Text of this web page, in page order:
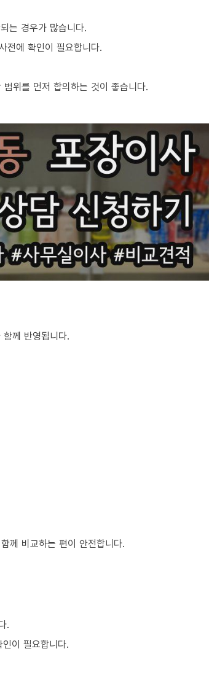
는 경우가 많습니다.
전에 확인이 필요합니다.
위를 먼저 합의하는 것이 좋습니다.
께 반영됩니다.
께 비교하는 편이 안전합니다.
.
이 필요합니다.